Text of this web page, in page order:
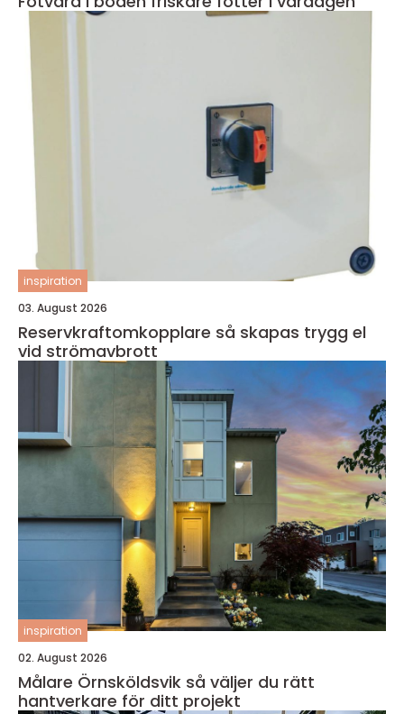
inspiration
03. August 2026
Reservkraftomkopplare så skapas trygg el
vid strömavbrott
inspiration
02. August 2026
Målare Örnsköldsvik så väljer du rätt
hantverkare för ditt projekt